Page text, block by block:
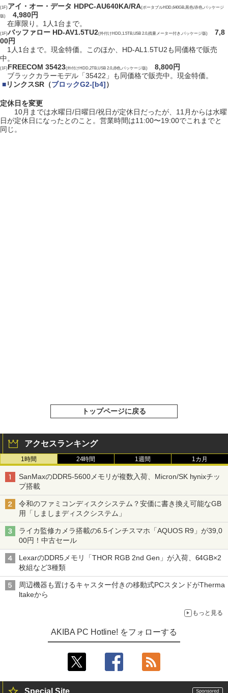
(1F)アイ・オー・データ HDPC-AU640KA/RA(ポータブルHDD,640GB,黒色/赤色,パッケージ
版)4,980円
在庫限り。1人1台まで。
(1F)バッファロー HD-AV1.5TU2(外付けHDD,1.5TB,USB 2.0,残量メーター付き,パッケージ版)
7,8
00円
1人1台まで。現金特価。このほか、HD-AL1.5TU2も同価格で販売
中。
(1F)FREECOM 35423(外付けHDD,2TB,USB 2.0,赤色,パッケージ版)
8,800円
ブラックカラーモデル「35422」も同価格で販売中。現金特価。
■リンクスSR（ブロックG2-[b4]）
定休日を変更
10月までは水曜日/日曜日/祝日が定休日だったが、11月からは水曜
日が定休日になったとのこと。営業時間は11:00〜19:00でこれまでと
同じ。
トップページに戻る
アクセスランキング
1時間 24時間 1週間 1カ月
SanMaxのDDR5-5600メモリが複数入荷、Micron/SK hynixチッ
プ搭載
令和のファミコンディスクシステム？安価に書き換え可能なGB
用「しましまディスクシステム」
ライカ監修カメラ搭載の6.5インチスマホ「AQUOS R9」が39,0
00円！中古セール
LexarのDDR5メモリ「THOR RGB 2nd Gen」が入荷、64GB×2
枚組など3種類
周辺機器も置けるキャスター付きの移動式PCスタンドがTherma
ltakeから
もっと見る
AKIBA PC Hotline! をフォローする
Special Site